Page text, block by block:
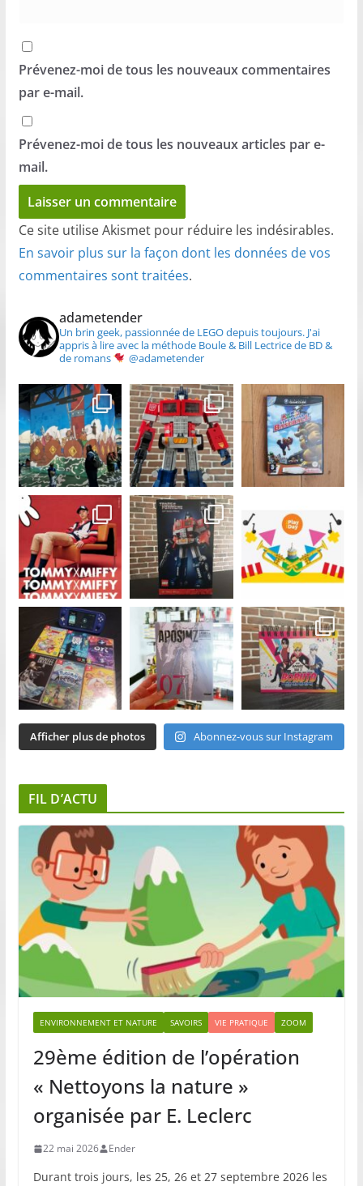
Prévenez-moi de tous les nouveaux commentaires
par e-mail.
Prévenez-moi de tous les nouveaux articles par e-
mail.
Ce site utilise Akismet pour réduire les indésirables.
En savoir plus sur la façon dont les données de vos
commentaires sont traitées.
adametender
Un brin geek, passionnée de LEGO depuis toujours.J'ai
appris à lire avec la méthode Boule & Bill Lectrice de BD &
de romans
@adametender
Afficher plus de photos Abonnez-vous sur Instagram
FIL D’ACTU
ENVIRONNEMENT ET NATURE SAVOIRS VIE PRATIQUE ZOOM
29ème édition de l’opération
« Nettoyons la nature »
organisée par E. Leclerc
22 mai 2026 Ender
Durant trois jours, les 25, 26 et 27 septembre 2026 les